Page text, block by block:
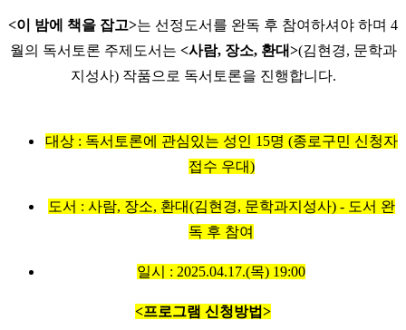
<이 밤에 책을 잡고>는 선정도서를 완독 후 참여하셔야 하며 4
월의 독서토론 주제도서는 <사람, 장소, 환대>(김현경, 문학과
지성사) 작품으로 독서토론을 진행합니다.
대상 : 독서토론에 관심있는 성인 15명 (종로구민 신청자
접수 우대)
도서 : 사람, 장소, 환대(김현경, 문학과지성사) - 도서 완
독 후 참여
일시 : 2025.04.17.(목) 19:00
<프로그램 신청방법>